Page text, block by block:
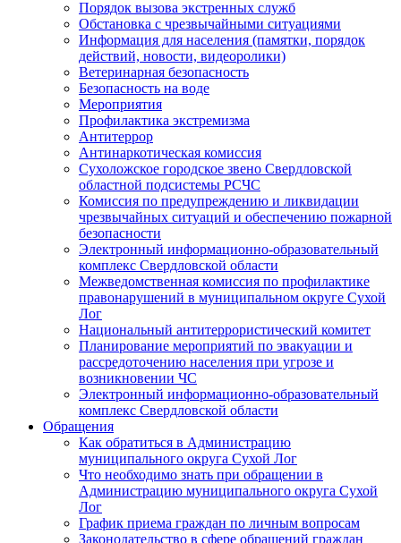
Порядок вызова экстренных служб
Обстановка с чрезвычайными ситуациями
Информация для населения (памятки, порядок
действий, новости, видеоролики)
Ветеринарная безопасность
Безопасность на воде
Мероприятия
Профилактика экстремизма
Антитеррор
Антинаркотическая комиссия
Сухоложское городское звено Свердловской
областной подсистемы РСЧС
Комиссия по предупреждению и ликвидации
чрезвычайных ситуаций и обеспечению пожарной
безопасности
Электронный информационно-образовательный
комплекс Cвердловской области
Межведомственная комиссия по профилактике
правонарушений в муниципальном округе Сухой
Лог
Национальный антитеррористический комитет
Планирование мероприятий по эвакуации и
рассредоточению населения при угрозе и
возникновении ЧС
Электронный информационно-образовательный
комплекс Свердловской области
Обращения
Как обратиться в Администрацию
муниципального округа Сухой Лог
Что необходимо знать при обращении в
Администрацию муниципального округа Сухой
Лог
График приема граждан по личным вопросам
Законодательство в сфере обращений граждан